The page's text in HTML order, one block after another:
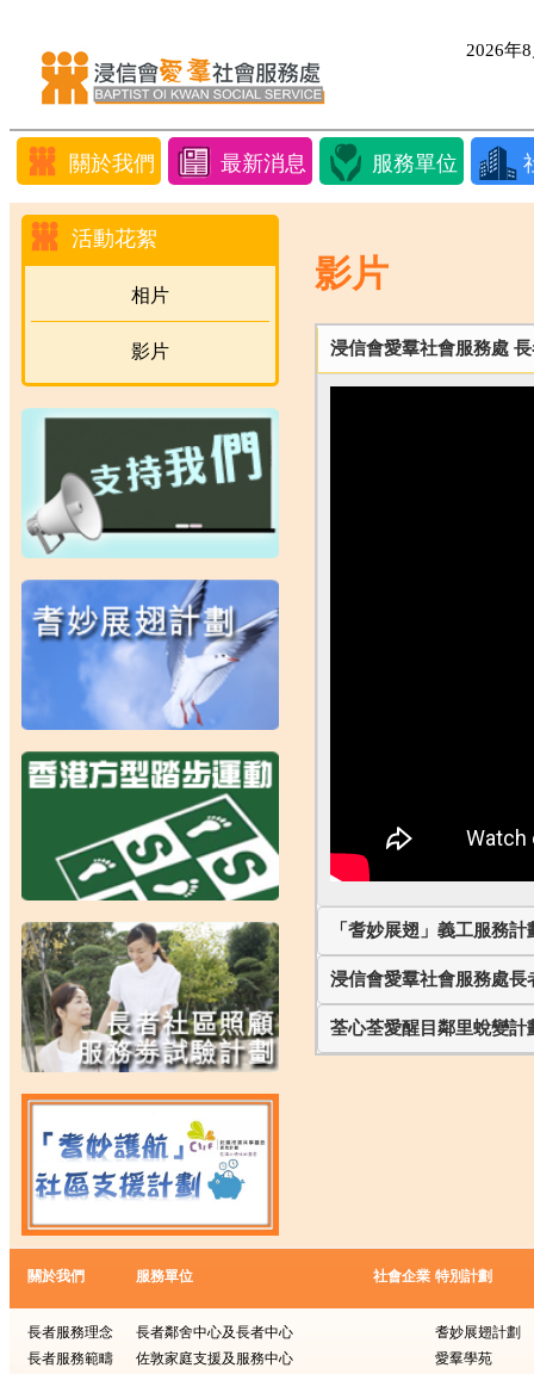
2026年
關於我們 最新消息 服務單位
活動花絮
相片
影片
影片
浸信會愛羣社會服務處
「耆妙展翅」義工服務計
浸信會愛羣社會服務處
荃心荃愛醒目鄰里蛻變計
關於我們
長者服務理念
長者服務範疇
服務單位
長者鄰舍中心及長者中心
佐敦家庭支援及服務中心
社會企業 特別計劃
耆妙展翅計劃
愛羣學苑